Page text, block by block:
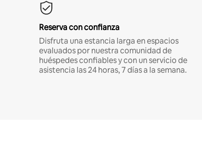
Reserva con confianza
Disfruta una estancia larga en espacios
evaluados por nuestra comunidad de
huéspedes confiables y con un servicio de
asistencia las 24 horas, 7 días a la semana.